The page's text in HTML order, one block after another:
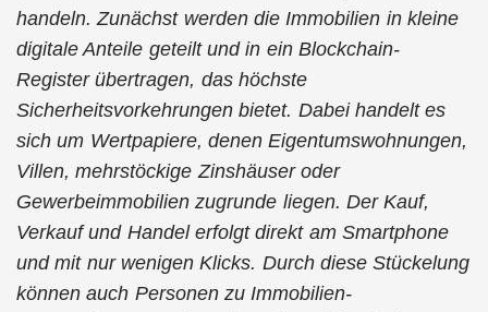
handeln. Zunächst werden die Immobilien in kleine
digitale Anteile geteilt und in ein Blockchain-
Register übertragen, das höchste
Sicherheitsvorkehrungen bietet. Dabei handelt es
sich um Wertpapiere, denen Eigentumswohnungen,
Villen, mehrstöckige Zinshäuser oder
Gewerbeimmobilien zugrunde liegen. Der Kauf,
Verkauf und Handel erfolgt direkt am Smartphone
und mit nur wenigen Klicks. Durch diese Stückelung
können auch Personen zu Immobilien-